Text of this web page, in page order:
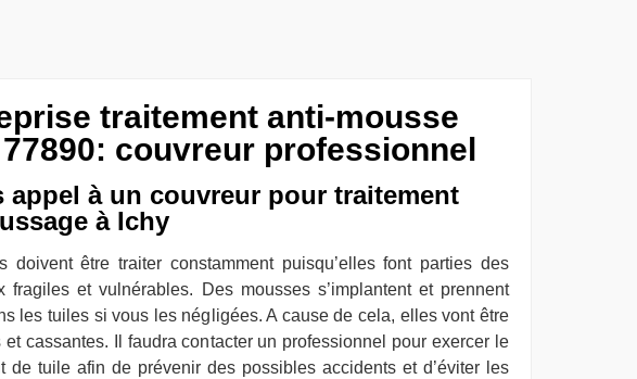
traitement anti-mousse
couvreur professionnel
appel à un couvreur pour traitement
à Ichy
doivent être traiter constamment puisqu’elles font parties des
fragiles et vulnérables. Des mousses s’implantent et prennent
les tuiles si vous les négligées. A cause de cela, elles vont être
et cassantes. Il faudra contacter un professionnel pour exercer le
de tuile afin de prévenir des possibles accidents et d’éviter les